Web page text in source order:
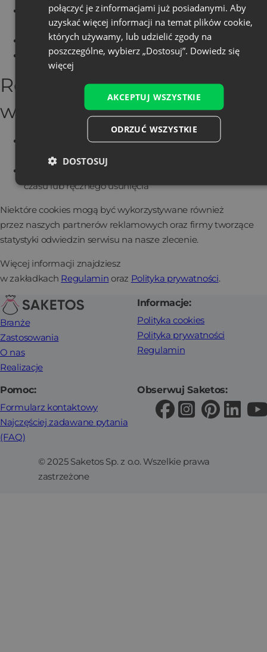
Dostosowanie zawartości strony do preferencji
użytkownika
Tworzenie anonimowych statystyk odwiedzin
Ułatwienie korzystania z serwisu po zalogowaniu
Rodzaje cookies
wykorzystywane w serwisie
Cookies sesyjne– usuwane po zamknięciu
przeglądarki
czasu lub ręcznego usunięcia
Niektóre cookies mogą być wykorzystywane również
przez naszych partnerów reklamowych oraz firmy tworzące
statystyki odwiedzin serwisu na nasze zlecenie.
Więcej informacji znajdziesz
w zakładkach Regulamin oraz Polityka prywatności.
Branże
Zastosowania
O nas
Realizacje
Informacje:
Polityka cookies
Polityka prywatności
Regulamin
Pomoc:
Formularz kontaktowy
Najczęściej zadawane pytania
(FAQ)
Obserwuj Saketos:
© 2025 Saketos Sp. z o.o. Wszelkie prawa
zastrzeżone
połączyć je z informacjami już posiadanymi. Aby
uzyskać więcej informacji na temat plików cookie,
których używamy, lub udzielić zgody na
poszczególne, wybierz „Dostosuj”. Dowiedz się
więcej
AKCEPTUJ WSZYSTKIE
ODRZUĆ WSZYSTKIE
DOSTOSUJ